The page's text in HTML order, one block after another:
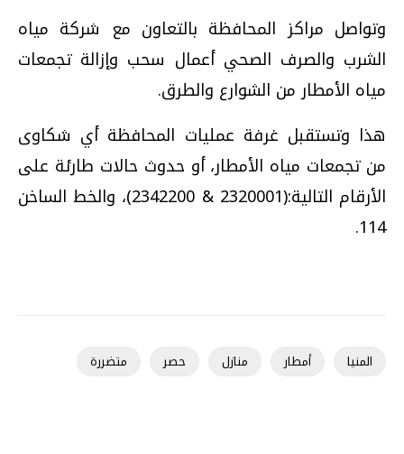
وتواصل مراكز المحافظة بالتعاون مع شركة مياه
الشرب والصرف الصحي أعمال سحب وإزالة تجمعات
مياه الأمطار من الشوارع والطرق.
هذا وتستقبل غرفة عمليات المحافظة أي شكاوى
من تجمعات مياه الأمطار، أو حدوث حالات طارئة على
الأرقام التالية:(2320001 & 2342200)، والخط الساخن
114
.
المنيا أمطار منازل حصر متضررة